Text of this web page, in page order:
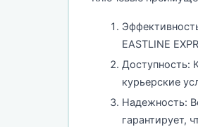
EASTLINE
Доступность:
курьерские
Надежность:
гарантирует,